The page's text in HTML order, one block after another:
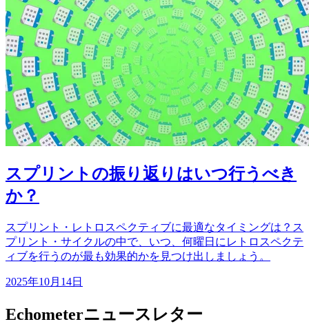
スプリントの振り返りはいつ行うべき
か？
スプリント・レトロスペクティブに最適なタイミングは？ス
プリント・サイクルの中で、いつ、何曜日にレトロスペクテ
ィブを行うのが最も効果的かを見つけ出しましょう。
2025年10月14日
Echometerニュースレター